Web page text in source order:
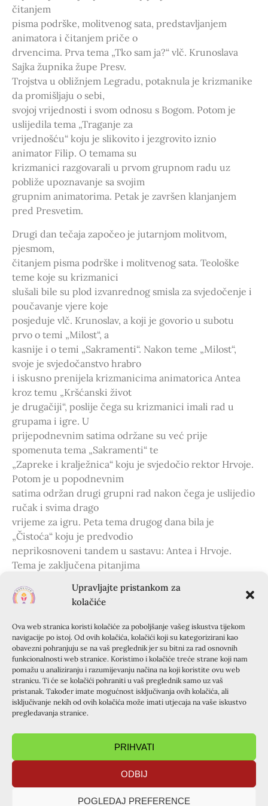
Upravljajte pristankom za
kolačiće
Ova web stranica koristi kolačiće za poboljšanje vašeg iskustva tijekom
navigacije po istoj. Od ovih kolačića, kolačići koji su kategorizirani kao
obavezni pohranjuju se na vaš preglednik jer su bitni za rad osnovnih
funkcionalnosti web stranice. Koristimo i kolačiće treće strane koji nam
pomažu u analiziranju i razumijevanju načina na koji koristite ovu web
stranicu. Ti će se kolačići pohraniti u vaš preglednik samo uz vaš
pristanak. Također imate mogućnost isključivanja ovih kolačića, ali
isključivanje nekih od ovih kolačića može imati utjecaja na vaše iskustvo
pregledavanja stranice.
PRIHVATI
ODBIJ
POGLEDAJ PREFERENCE
čitanjem
pisma podrške, molitvenog sata, predstavljanjem
animatora i čitanjem priče o
drvencima. Prva tema „Tko sam ja?“ vlč. Krunoslava
Sajka župnika župe Presv.
Trojstva u obližnjem Legradu, potaknula je krizmanike
da promišljaju o sebi,
svojoj vrijednosti i svom odnosu s Bogom. Potom je
uslijedila tema „Traganje za
vrijednošću“ koju je slikovito i jezgrovito iznio
animator Filip. O temama su
krizmanici razgovarali u prvom grupnom radu uz
pobliže upoznavanje sa svojim
grupnim animatorima. Petak je završen klanjanjem
pred Presvetim.
Drugi dan tečaja započeo je jutarnjom molitvom,
pjesmom,
čitanjem pisma podrške i molitvenog sata. Teološke
teme koje su krizmanici
slušali bile su plod izvanrednog smisla za svjedočenje i
poučavanje vjere koje
posjeduje vlč. Krunoslav, a koji je govorio u subotu
prvo o temi „Milost“, a
kasnije i o temi „Sakramenti“. Nakon teme „Milost“,
svoje je svjedočanstvo hrabro
i iskusno prenijela krizmanicima animatorica Antea
kroz temu „Kršćanski život
je drugačiji“, poslije čega su krizmanici imali rad u
grupama i igre. U
prijepodnevnim satima održane su već prije
spomenuta tema „Sakramenti“ te
„Zapreke i kralježnica“ koju je svjedočio rektor Hrvoje.
Potom je u popodnevnim
satima održan drugi grupni rad nakon čega je uslijedio
ručak i svima drago
vrijeme za igru. Peta tema drugog dana bila je
„Čistoća“ koju je predvodio
neprikosnoveni tandem u sastavu: Antea i Hrvoje.
Tema je zaključena pitanjima
svećenicima zaputili u župnu
crkvu gdje je održana ispovijed za krizmanike i sv.
Misa kojom je na najbolji
način završen ovaj naporan ali svakako plodonosan
dan.
Treći dan tečaja započeo je kao i prethodni
okupljanjem
krizmanika, molitvom i čitanjem molitvenog sata.
Posljednje dvije teme bile su:
„Duh Sveti“ koju je održao vlč. Krunoslav čime je
zaokružio teološki dio tečaja
i „Apostolat“ koju je svjedočio animator Filip. Potom je
rad u grupi gdje su krizmanici pisali dojmove o tečaju.